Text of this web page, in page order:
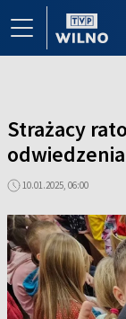
Strażacy
10.01.2025, 06:00